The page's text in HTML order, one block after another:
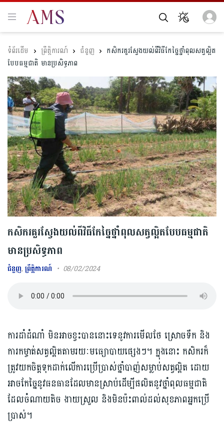
ព្រឹត្តិការណ៍ ជំនួញ
កសិករគួរស្វែងយល់ពីវិធីកែច្នៃថ្នាំពុលសត្វល្អិត
បែបធម្មជាតិ មានប្រសិទ្ធភាព​
កសិករគួរស្វែងយល់ពីវិធីកែច្នៃថ្នាំពុលសត្វល្អិតបែបធម្មជាតិ
មានប្រសិទ្ធភាព​
ជំនួញ,ព្រឹត្តិការណ៍ 08/02/2024
ការដាំដំណាំ មិនអាចខ្វះបាននោះទេនូវការមើលថែ ស្រោចទឹក និង
ការកម្ចាត់សត្វល្អិតតាមរយៈមធ្យោបាយផ្សេងៗ។ ក្នុងនោះ កសិករក៏
ត្រូវយកចិត្តទុកដាក់លើការប្រើប្រាស់ថ្នាំបាញ់សម្លាប់សត្វល្អិត ដោយ
អាចកែច្នៃនូវធនធានដែលមានស្រាប់ដើម្បីផលិតនូវថ្នាំពុលធម្មជាតិ
ដែលចំណាយតិច ងាយស្រួល និងមិនប៉ះពាល់ដល់សុខភាពអ្នកប្រើ
ប្រាស់។